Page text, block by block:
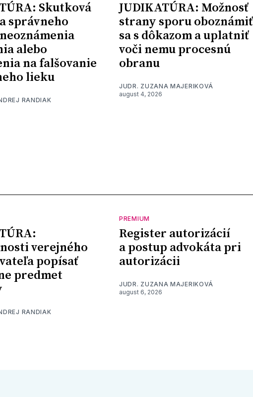
Skutková
správneho
alebo
na falšovanie
lieku
RANDIAK
JUDIKATÚRA: Možnosť
strany sporu oboznámiť
sa s dôkazom a uplatniť
voči nemu procesnú
obranu
JUDR. ZUZANA MAJERIKOVÁ
august 4, 2026
verejného
popísať
predmet
RANDIAK
PREMIUM
Register autorizácií
a postup advokáta pri
autorizácii
JUDR. ZUZANA MAJERIKOVÁ
august 6, 2026